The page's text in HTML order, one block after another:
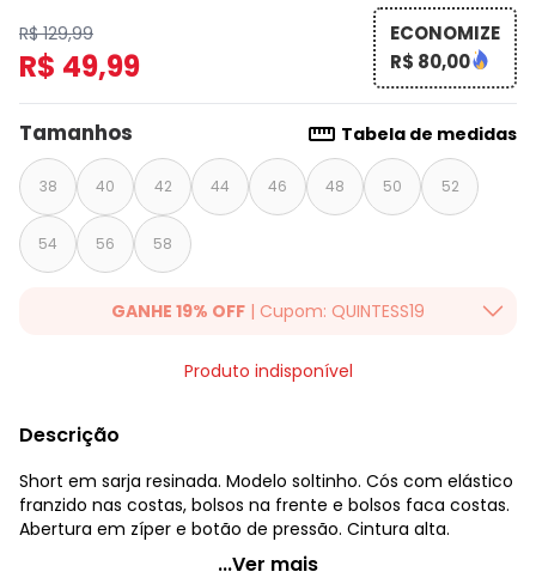
R$ 129,99
R$ 49,99
ECONOMIZE
R$ 80,00
Tamanhos Tabela de medidas
38 40 42 44 46 48 50 52
54 56 58
GANHE 19% OFF | Cupom: QUINTESS19
QUINTESS19. Válido para toda loja Quintess, até 07/08/2026.
Produto indisponível
Descrição
Short em sarja resinada. Modelo soltinho. Cós com elástico
franzido nas costas, bolsos na frente e bolsos faca costas.
Abertura em zíper e botão de pressão. Cintura alta.
Quintess - Short Preto com Bolsos Faca e Elástico no
...Ver mais